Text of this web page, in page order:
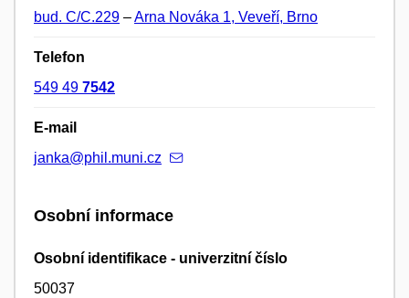
bud. C/C.229 –Arna Nováka 1, Veveří, Brno
Telefon
549 49 7542
E-mail
janka@phil.muni.cz
Osobní informace
Osobní identifikace - univerzitní číslo
50037